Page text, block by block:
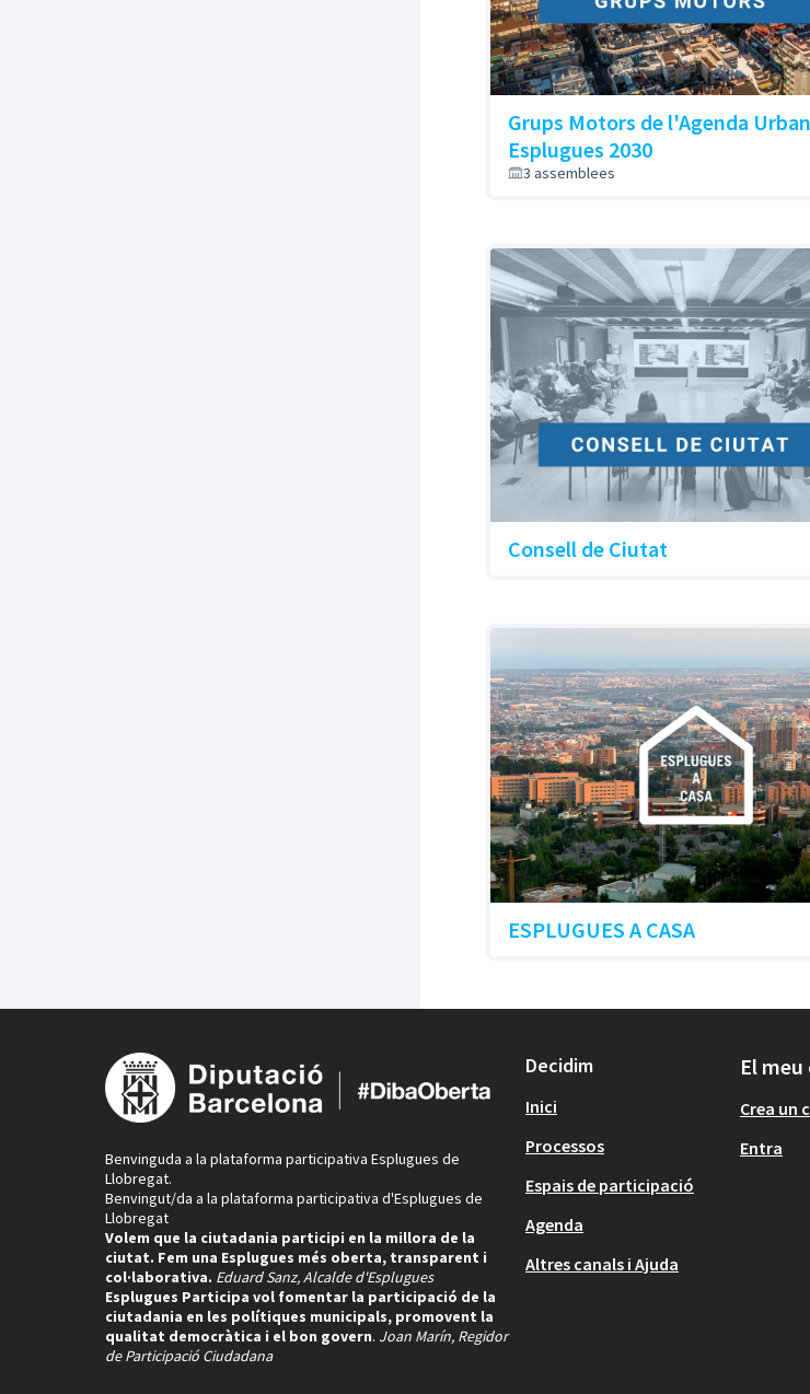
Grups Motors de l'Agenda
Esplugues 2030
3 assemblees
Consell de Ciutat
ESPLUGUES A CASA
Benvinguda a la plataforma participativa Esplugues de
Llobregat.
Benvingut/da a la plataforma participativa d'Esplugues de
Llobregat
Volem que la ciutadania participi en la millora de la
ciutat. Fem una Esplugues més oberta, transparent i
col·laborativa. Eduard Sanz, Alcalde d'Esplugues
Esplugues Participa vol fomentar la participació de la
ciutadania en les polítiques municipals, promovent la
qualitat democràtica i el bon govern. Joan Marín, Regidor
de Participació Ciudadana
Decidim
Inici
Processos
Espais de participació
Agenda
Altres canals i Ajuda
El
Crea un
Entra